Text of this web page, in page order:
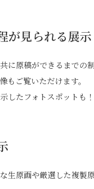
が見られる展示
に原稿ができるまでの
もご覧いただけます。
したフォトスポットも！
生原画や厳選した複製原